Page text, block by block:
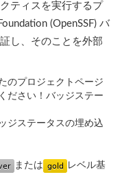
ティスを実行するプ
(OpenSSF) バ
し、そのことを外部
のプロジェクトページ
ださい！バッジステー
ジステータスの埋め込
または
レベル基